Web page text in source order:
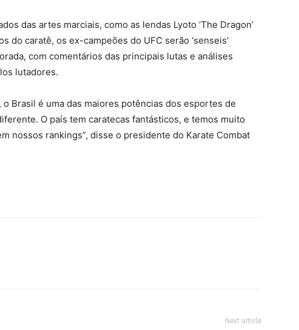
das artes marciais, como as lendas Lyoto ‘The Dragon’
do caratê, os ex-campeões do UFC serão ‘senseis’
com comentários das principais lutas e análises
lutadores.
Brasil é uma das maiores potências dos esportes de
O país tem caratecas fantásticos, e temos muito
nossos rankings”, disse o presidente do Karate Combat
Next article